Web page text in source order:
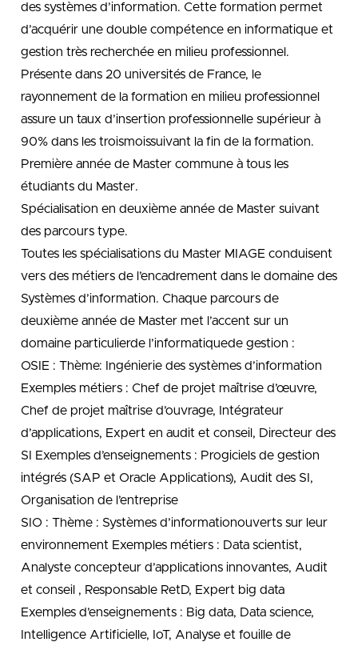
des systèmes d’information. Cette formation permet
d’acquérir une double compétence en informatique et
gestion très recherchée en milieu professionnel.
Présente dans 20 universités de France, le
rayonnement de la formation en milieu professionnel
assure un taux d’insertion professionnelle supérieur à
90% dans les troismoissuivant la fin de la formation.
Première année de Master commune à tous les
étudiants du Master.
Spécialisation en deuxième année de Master suivant
des parcours type.
Toutes les spécialisations du Master MIAGE conduisent
vers des métiers de l’encadrement dans le domaine des
Systèmes d’information. Chaque parcours de
deuxième année de Master met l’accent sur un
domaine particulierde l’informatiquede gestion :
OSIE : Thème: Ingénierie des systèmes d’information
Exemples métiers : Chef de projet maîtrise d’œuvre,
Chef de projet maîtrise d’ouvrage, Intégrateur
d’applications, Expert en audit et conseil, Directeur des
SI Exemples d’enseignements : Progiciels de gestion
intégrés (SAP et Oracle Applications), Audit des SI,
Organisation de l’entreprise
SIO : Thème : Systèmes d’informationouverts sur leur
environnement Exemples métiers : Data scientist,
Analyste concepteur d’applications innovantes, Audit
et conseil , Responsable RetD, Expert big data
Exemples d’enseignements : Big data, Data science,
Intelligence Artificielle, IoT, Analyse et fouille de